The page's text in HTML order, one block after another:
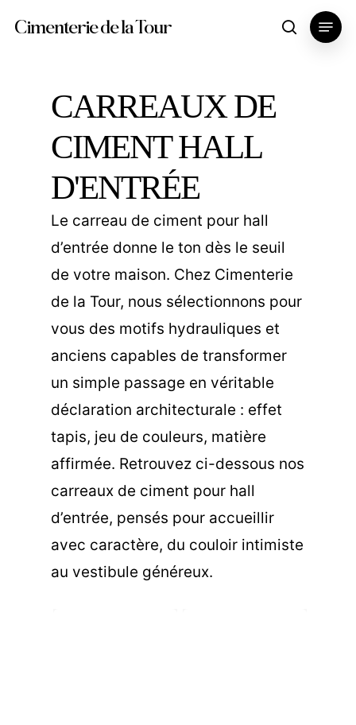
Cimenterie de la Tour search
Menu
CARREAUX DE
CIMENT HALL
D'ENTRÉE
Le carreau de ciment pour hall
d’entrée donne le ton dès le seuil
de votre maison. Chez Cimenterie
de la Tour, nous sélectionnons pour
vous des motifs hydrauliques et
anciens capables de transformer
un simple passage en véritable
déclaration architecturale : effet
tapis, jeu de couleurs, matière
affirmée. Retrouvez ci-dessous nos
carreaux de ciment pour hall
d’entrée, pensés pour accueillir
avec caractère, du couloir intimiste
au vestibule généreux.